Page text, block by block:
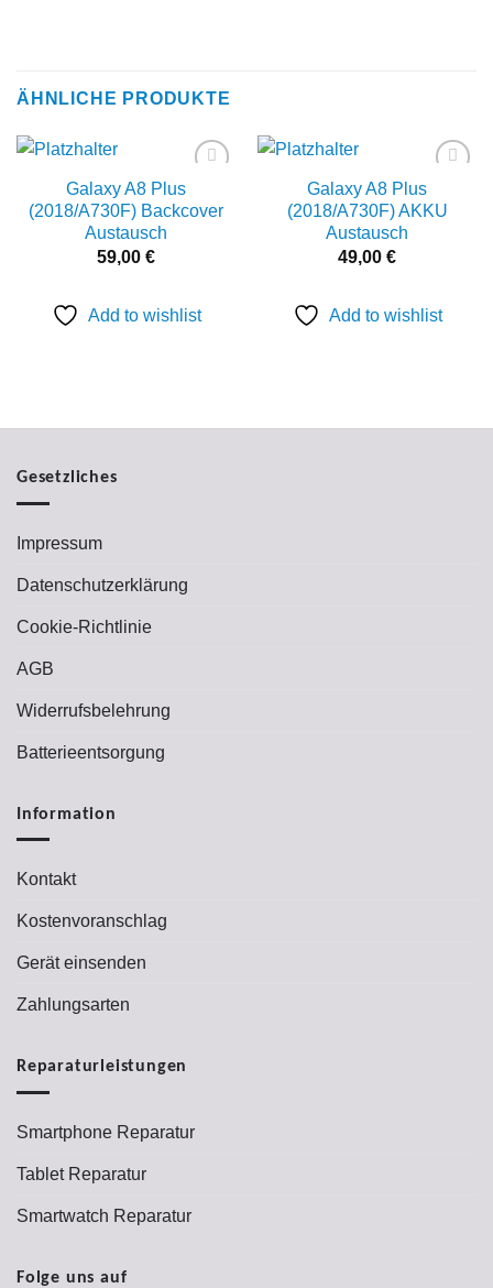
ÄHNLICHE PRODUKTE
Add to
wishlist
Galaxy A8 Plus
(2018/A730F) Backcover
Austausch
59,00 €
Add to wishlist
Add to
wishlist
Galaxy A8 Plus
(2018/A730F) AKKU
Austausch
49,00 €
Add to wishlist
Gesetzliches
Impressum
Datenschutzerklärung
Cookie-Richtlinie
AGB
Widerrufsbelehrung
Batterieentsorgung
Information
Kontakt
Kostenvoranschlag
Gerät einsenden
Zahlungsarten
Reparaturleistungen
Smartphone Reparatur
Tablet Reparatur
Smartwatch Reparatur
Folge uns auf